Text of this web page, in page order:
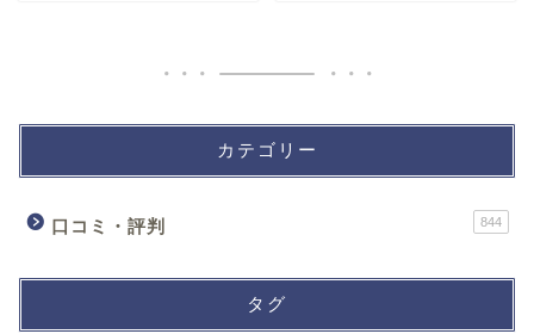
カテゴリー
口コミ・評判 844
タグ